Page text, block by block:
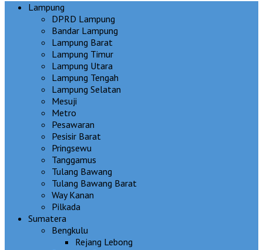
Lampung
DPRD Lampung
Bandar Lampung
Lampung Barat
Lampung Timur
Lampung Utara
Lampung Tengah
Lampung Selatan
Mesuji
Metro
Pesawaran
Pesisir Barat
Pringsewu
Tanggamus
Tulang Bawang
Tulang Bawang Barat
Way Kanan
Pilkada
Sumatera
Bengkulu
Rejang Lebong